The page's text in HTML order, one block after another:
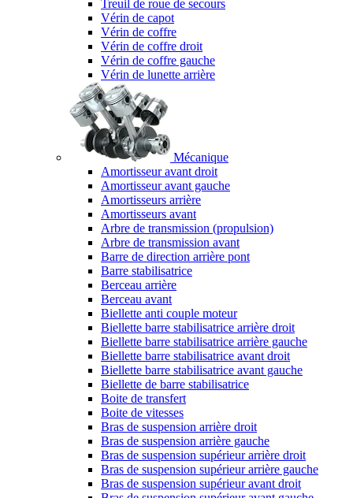
Treuil de roue de secours
Vérin de capot
Vérin de coffre
Vérin de coffre droit
Vérin de coffre gauche
Vérin de lunette arrière
Mécanique
Amortisseur avant droit
Amortisseur avant gauche
Amortisseurs arrière
Amortisseurs avant
Arbre de transmission (propulsion)
Arbre de transmission avant
Barre de direction arrière pont
Barre stabilisatrice
Berceau arrière
Berceau avant
Biellette anti couple moteur
Biellette barre stabilisatrice arrière droit
Biellette barre stabilisatrice arrière gauche
Biellette barre stabilisatrice avant droit
Biellette barre stabilisatrice avant gauche
Biellette de barre stabilisatrice
Boite de transfert
Boite de vitesses
Bras de suspension arrière droit
Bras de suspension arrière gauche
Bras de suspension supérieur arrière droit
Bras de suspension supérieur arrière gauche
Bras de suspension supérieur avant droit